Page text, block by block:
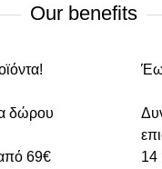
Our benefits
δώρου
69€
14